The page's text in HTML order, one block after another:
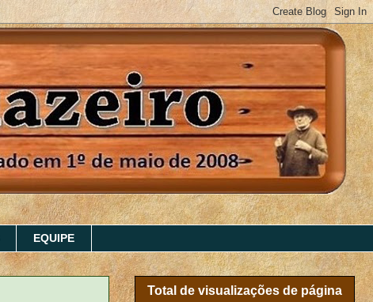
EQUIPE
Total de visualizações de página